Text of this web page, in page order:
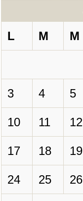
L
M M
3 4 5
10 11 12
17 18 19
24 25 26